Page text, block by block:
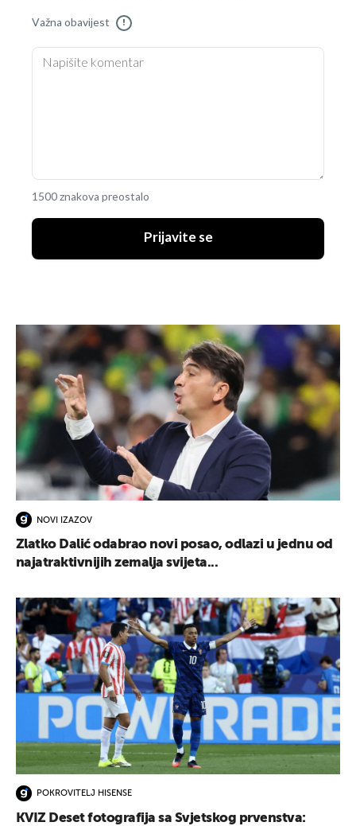
Važna obavijest !
1500 znakova preostalo
Prijavite se
NOVI IZAZOV
Zlatko Dalić odabrao novi posao, odlazi u jednu od
najatraktivnijih zemalja svijeta...
POKROVITELJ HISENSE
KVIZ Deset fotografija sa Svjetskog prvenstva: